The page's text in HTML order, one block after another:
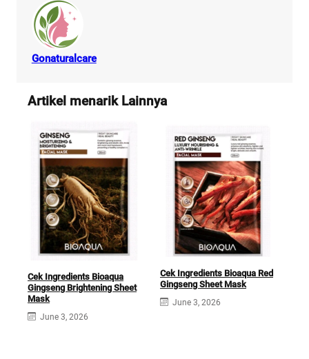
Gonaturalcare
Artikel menarik Lainnya
Cek Ingredients Bioaqua
Gingseng Brightening Sheet
Mask
June 3, 2026
Cek Ingredients Bioaqua Red
Gingseng Sheet Mask
June 3, 2026